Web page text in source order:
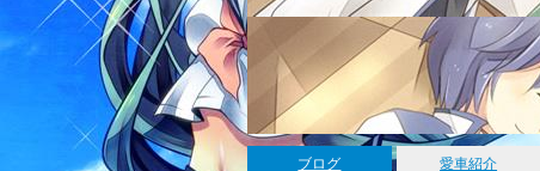
ブログ 愛車紹介